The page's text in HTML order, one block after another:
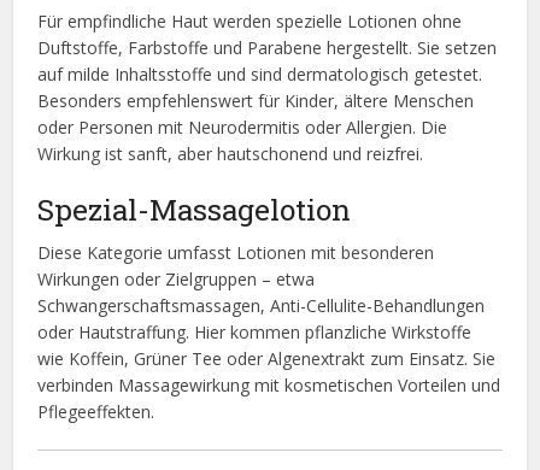
Für empfindliche Haut werden spezielle Lotionen ohne
Duftstoffe, Farbstoffe und Parabene hergestellt. Sie setzen
auf milde Inhaltsstoffe und sind dermatologisch getestet.
Besonders empfehlenswert für Kinder, ältere Menschen
oder Personen mit Neurodermitis oder Allergien. Die
Wirkung ist sanft, aber hautschonend und reizfrei.
Spezial-Massagelotion
Diese Kategorie umfasst Lotionen mit besonderen
Wirkungen oder Zielgruppen – etwa
Schwangerschaftsmassagen, Anti-Cellulite-Behandlungen
oder Hautstraffung. Hier kommen pflanzliche Wirkstoffe
wie Koffein, Grüner Tee oder Algenextrakt zum Einsatz. Sie
verbinden Massagewirkung mit kosmetischen Vorteilen und
Pflegeeffekten.